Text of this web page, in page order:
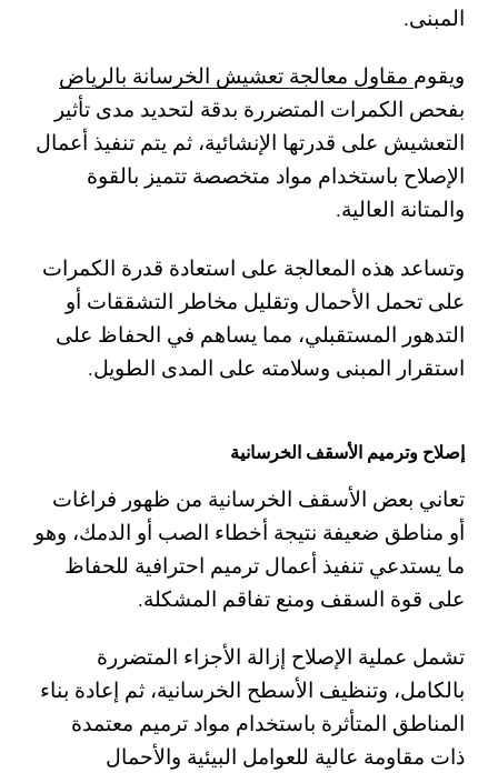
المبنى.
ويقوم مقاول معالجة تعشيش الخرسانة بالرياض
بفحص الكمرات المتضررة بدقة لتحديد مدى تأثير
التعشيش على قدرتها الإنشائية، ثم يتم تنفيذ أعمال
الإصلاح باستخدام مواد متخصصة تتميز بالقوة
والمتانة العالية.
وتساعد هذه المعالجة على استعادة قدرة الكمرات
على تحمل الأحمال وتقليل مخاطر التشققات أو
التدهور المستقبلي، مما يساهم في الحفاظ على
استقرار المبنى وسلامته على المدى الطويل.
إصلاح وترميم الأسقف الخرسانية
تعاني بعض الأسقف الخرسانية من ظهور فراغات
أو مناطق ضعيفة نتيجة أخطاء الصب أو الدمك، وهو
ما يستدعي تنفيذ أعمال ترميم احترافية للحفاظ
على قوة السقف ومنع تفاقم المشكلة.
تشمل عملية الإصلاح إزالة الأجزاء المتضررة
بالكامل، وتنظيف الأسطح الخرسانية، ثم إعادة بناء
المناطق المتأثرة باستخدام مواد ترميم معتمدة
ذات مقاومة عالية للعوامل البيئية والأحمال